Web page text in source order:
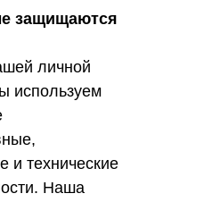
защищаются
личной
используем
и технические
Наша